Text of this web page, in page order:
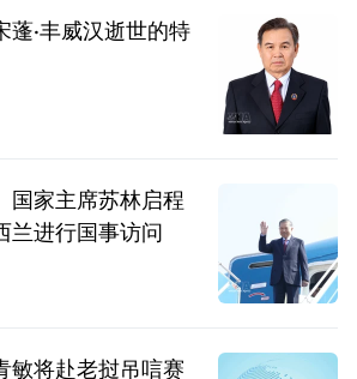
蓬·丰威汉逝世的特
国家主席苏林启程
兰进行国事访问
敏将赴老挝吊唁赛